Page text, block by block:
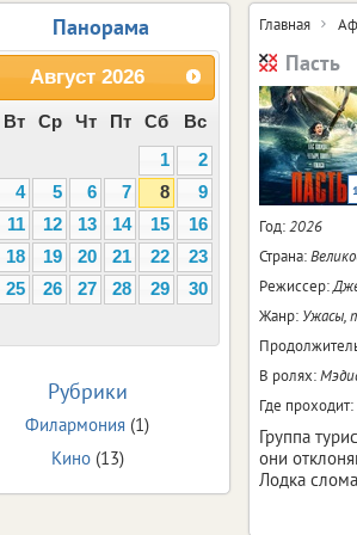
Главная
Пасть
Год:2026
Страна:
Режиссер:
Жанр: Ужасы,
В ролях:
Где проходит:
Группа
они
Лодка
Панорама
Август 2026
Вт Ср Чт Пт Сб
Вс
1
2
4 5 6 7 8
9
11 12 13 14 15
16
18 19 20 21 22
23
25 26 27 28 29
30
Рубрики
Филармония (1)
Кино(13)